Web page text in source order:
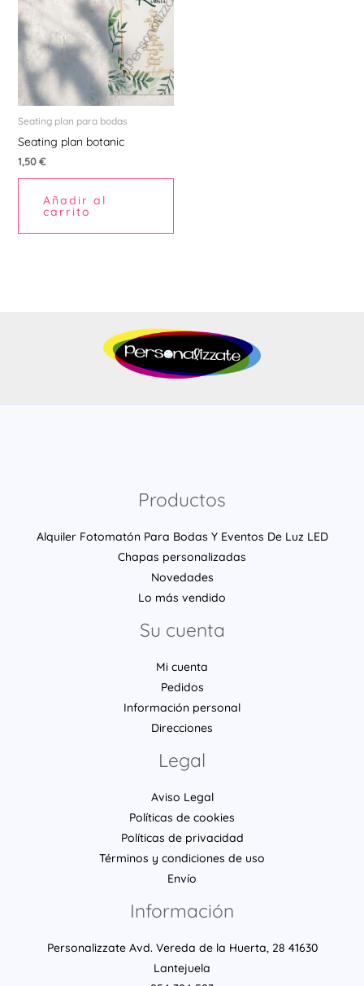
Seating plan para bodas
Seating plan botanic
1,50€
Añadir al
carrito
Productos
Alquiler Fotomatón Para Bodas Y Eventos De Luz LED
Chapas personalizadas
Novedades
Lo más vendido
Su cuenta
Mi cuenta
Pedidos
Información personal
Direcciones
Legal
Aviso Legal
Políticas de cookies
Políticas de privacidad
Términos y condiciones de uso
Envío
Información
Personalizzate Avd. Vereda de la Huerta, 28 41630
Lantejuela